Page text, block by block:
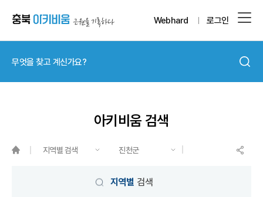
Webhard 로그인
아키비움 검색
지역별 검색 진천군
지역별 검색